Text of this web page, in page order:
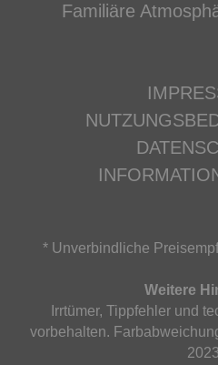
Familiäre
* Unverbindliche
Weitere
Irrtümer, Tippfehler und
vorbehalten.
2023